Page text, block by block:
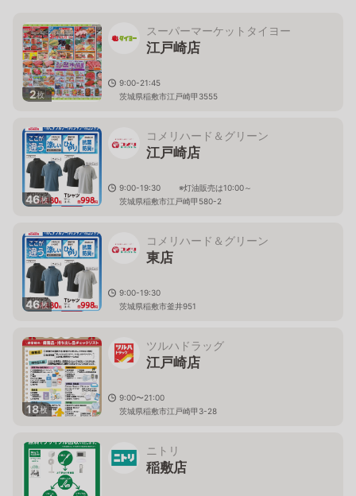
2枚
スーパーマーケットタイヨー
江戸崎店
9:00-21:45
茨城県稲敷市江戸崎甲3555
46枚
コメリハード＆グリーン
江戸崎店
9:00-19:30 ※灯油販売は10:00～
茨城県稲敷市江戸崎甲580-2
46枚
コメリハード＆グリーン
東店
9:00-19:30
茨城県稲敷市釜井951
18枚
ツルハドラッグ
江戸崎店
9:00〜21:00
茨城県稲敷市江戸崎甲3-28
ニトリ
稲敷店